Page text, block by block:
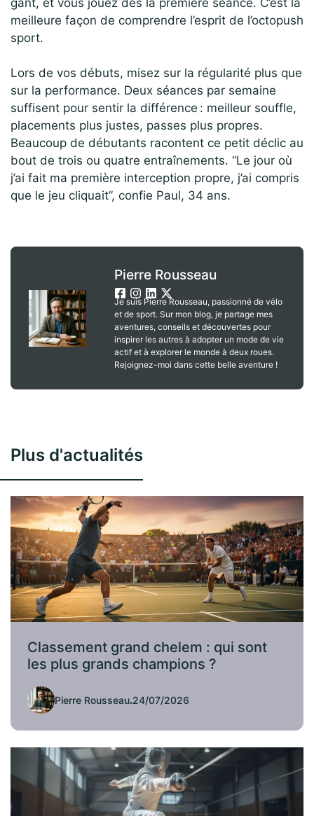
meilleure façon de comprendre l’esprit de l’octopush
sport.
Lors de vos débuts, misez sur la régularité plus que
sur la performance. Deux séances par semaine
suffisent pour sentir la différence : meilleur souffle,
placements plus justes, passes plus propres.
Beaucoup de débutants racontent ce petit déclic au
bout de trois ou quatre entraînements. “Le jour où
j’ai fait ma première interception propre, j’ai compris
que le jeu cliquait”, confie Paul, 34 ans.
Pierre Rousseau
Je suis Pierre Rousseau, passionné de vélo
et de sport. Sur mon blog, je partage mes
aventures, conseils et découvertes pour
inspirer les autres à adopter un mode de vie
actif et à explorer le monde à deux roues.
Rejoignez-moi dans cette belle aventure !
Plus d'actualités
Classement grand chelem : qui sont
les plus grands champions ?
Pierre Rousseau.24/07/2026